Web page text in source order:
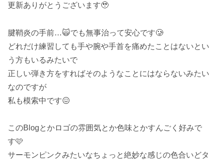
更新ありがとうございます🥹
腱鞘炎の手前…🙀でも無事治って安心です🥲
どれだけ練習しても手や腕や手首を痛めたことはないとい
う方もいるみたいで
正しい弾き方をすればそのようなことにはならないみたい
なのですが
私も模索中です😖
このBlogとかロゴの雰囲気とか色味とかすんごく好みで
す🩷
サーモンピンクみたいなちょっと絶妙な感じの色合いどタ